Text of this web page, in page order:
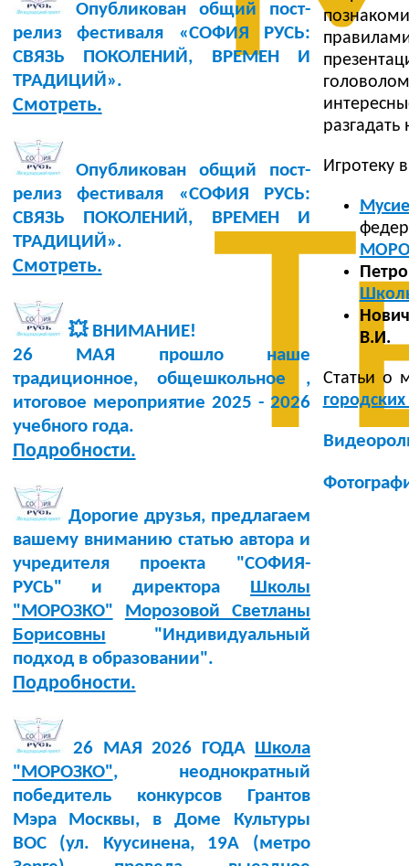
Опубликован общий пост-
релиз фестиваля «СОФИЯ РУСЬ:
СВЯЗЬ ПОКОЛЕНИЙ, ВРЕМЕН И
ТРАДИЦИЙ».
Смотреть.
Опубликован общий пост-
релиз фестиваля «СОФИЯ РУСЬ:
СВЯЗЬ ПОКОЛЕНИЙ, ВРЕМЕН И
ТРАДИЦИЙ».
Смотреть.
💥 ВНИМАНИЕ!
26 МАЯ прошло наше
традиционное, общешкольное ,
итоговое мероприятие 2025 - 2026
учебного года.
Подробности.
Дорогие друзья, предлагаем
вашему вниманию статью автора и
учредителя проекта "СОФИЯ-
РУСЬ" и директора Школы
"МОРОЗКО"
Морозовой Светланы
Борисовны "Индивидуальный
подход в образовании".
Подробности.
26 МАЯ 2026 ГОДА Школа
"МОРОЗКО", неоднократный
победитель конкурсов Грантов
Мэра Москвы, в Доме Культуры
BOC (ул. Куусинена, 19А (метро
Игротеку
В.И.
Статьи о